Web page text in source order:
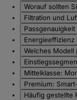
Worauf sollten
Filtration und
Welches Modell
Mittelklasse:
Premium:
Häufig gestellte